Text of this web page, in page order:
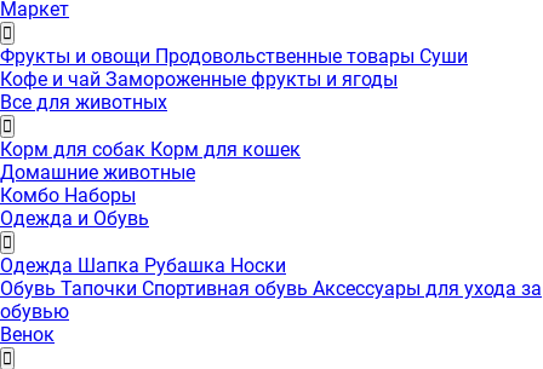
Маркет
Фрукты и овощи Продовольственные товары Суши
Кофе и чай Замороженные фрукты и ягоды
Все для животных
Корм для собак Корм для кошек
Домашние животные
Комбо Наборы
Одежда и Обувь
Одежда Шапка Рубашка Носки
Обувь Тапочки Спортивная обувь Аксессуары для ухода за
обувью
Венок